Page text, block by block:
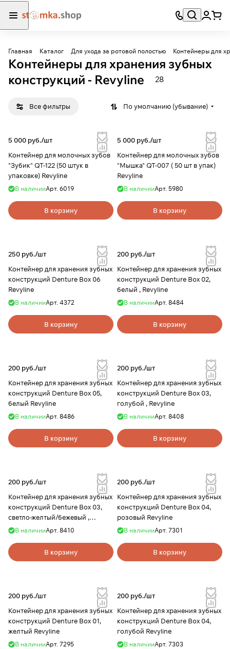
Главная Каталог Для ухода за ротовой полостью Контейнеры для
Контейнеры для хранения зубных
конструкций - Revyline
28
Все фильтры По умолчанию (убывание)
5 000 руб./шт
Контейнер для молочных зубов
"Зубик" QT-122 (50 штук в
упаковке) Revyline
В наличииАрт. 6019
В корзину
5 000 руб./шт
Контейнер для молочных зубов
"Мышка" QT-007 ( 50 шт в упак)
Revyline
В наличииАрт. 5980
В корзину
250 руб./шт
Контейнер для хранения зубных
конструкций Denture Box 06
Revyline
В наличииАрт. 4372
В корзину
200 руб./шт
Контейнер для хранения зубных
конструкций Denture Box 02,
белый , Revyline
В наличииАрт. 8484
В корзину
200 руб./шт
Контейнер для хранения зубных
конструкций Denture Box 05,
белый Revyline
В наличииАрт. 8486
В корзину
200 руб./шт
Контейнер для хранения зубных
конструкций Denture Box 03,
голубой , Revyline
В наличииАрт. 8408
В корзину
200 руб./шт
Контейнер для хранения зубных
конструкций Denture Box 03,
светло-желтый/бежевый ,
Revyline
В наличииАрт. 8410
В корзину
200 руб./шт
Контейнер для хранения зубных
конструкций Denture Box 04,
розовый Revyline
В наличииАрт. 7301
В корзину
200 руб./шт
Контейнер для хранения зубных
конструкций Denture Box 01,
желтый Revyline
В наличииАрт. 7295
200 руб./шт
Контейнер для хранения зубных
конструкций Denture Box 04,
голубой Revyline
В наличииАрт. 7303